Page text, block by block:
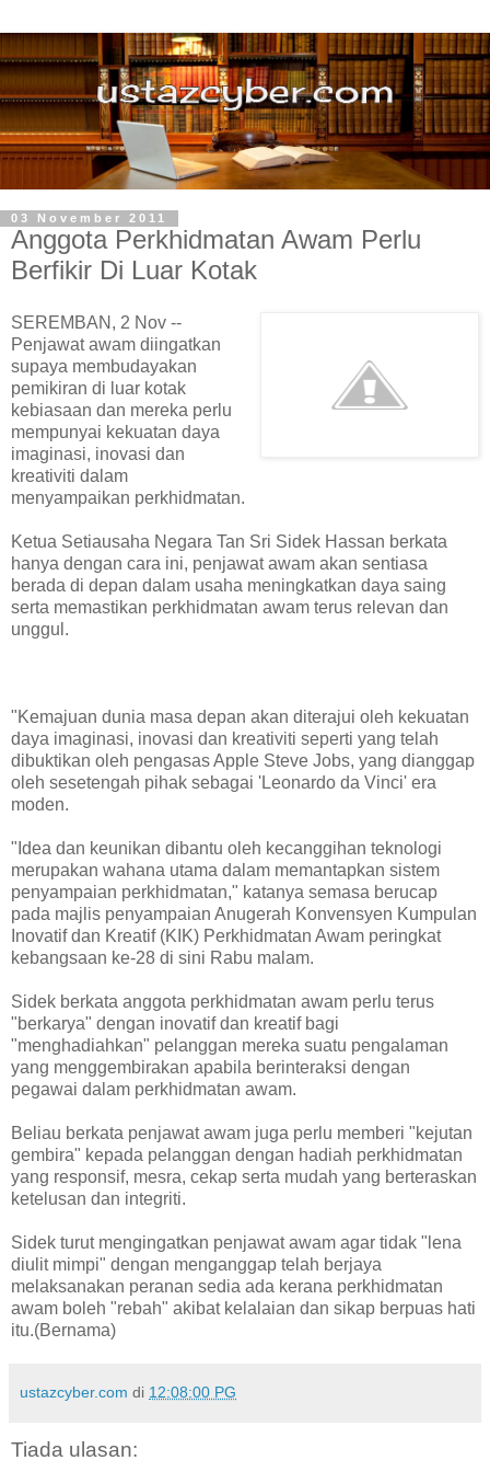
03 November 2011
Anggota Perkhidmatan Awam Perlu
Berfikir Di Luar Kotak
SEREMBAN, 2 Nov --
Penjawat awam diingatkan
supaya membudayakan
pemikiran di luar kotak
kebiasaan dan mereka perlu
mempunyai kekuatan daya
imaginasi, inovasi dan
kreativiti dalam
menyampaikan perkhidmatan.
Ketua Setiausaha Negara Tan Sri Sidek Hassan berkata
hanya dengan cara ini, penjawat awam akan sentiasa
berada di depan dalam usaha meningkatkan daya saing
serta memastikan perkhidmatan awam terus relevan dan
unggul.
"Kemajuan dunia masa depan akan diterajui oleh kekuatan
daya imaginasi, inovasi dan kreativiti seperti yang telah
dibuktikan oleh pengasas Apple Steve Jobs, yang dianggap
oleh sesetengah pihak sebagai 'Leonardo da Vinci' era
moden.
"Idea dan keunikan dibantu oleh kecanggihan teknologi
merupakan wahana utama dalam memantapkan sistem
penyampaian perkhidmatan," katanya semasa berucap
pada majlis penyampaian Anugerah Konvensyen Kumpulan
Inovatif dan Kreatif (KIK) Perkhidmatan Awam peringkat
kebangsaan ke-28 di sini Rabu malam.
Sidek berkata anggota perkhidmatan awam perlu terus
"berkarya" dengan inovatif dan kreatif bagi
"menghadiahkan" pelanggan mereka suatu pengalaman
yang menggembirakan apabila berinteraksi dengan
pegawai dalam perkhidmatan awam.
Beliau berkata penjawat awam juga perlu memberi "kejutan
gembira" kepada pelanggan dengan hadiah perkhidmatan
yang responsif, mesra, cekap serta mudah yang berteraskan
ketelusan dan integriti.
Sidek turut mengingatkan penjawat awam agar tidak "lena
diulit mimpi" dengan menganggap telah berjaya
melaksanakan peranan sedia ada kerana perkhidmatan
awam boleh "rebah" akibat kelalaian dan sikap berpuas hati
itu.(Bernama)
ustazcyber.com di 12:08:00 PG
Tiada ulasan: